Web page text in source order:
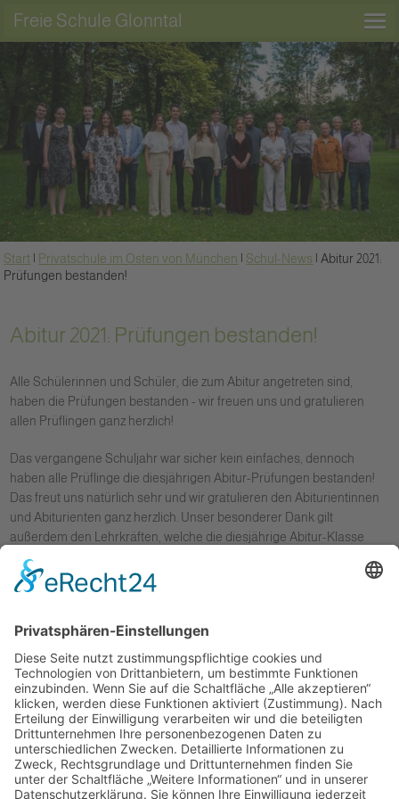
Freie Schule Glonntal
Start Privatschule im Osten von München Schul-News
Abitur 2021:
Prüfungen bestanden!
Abitur 2021: Prüfungen bestanden!
Alle Schülerinnen und Schüler, die zum Abitur angetreten sind,
haben die Prüfungen bestanden - wir freuen uns und gratulieren
allen Prüflingen ganz herzlich!
Das vergangene Schuljahr war sicher kein einfaches, dennoch
haben alle Prüflinge die diesjährigen Abitur-Prüfungen bestanden!
Das freut uns natürlich sehr und wir gratulieren den Abiturientinnen
und Abiturienten ganz herzlich. Unser besonderer Dank gilt
außerdem den Lehrkräften, welche die diesjährige Abitur-Klasse
betreut und trotz Wechselunterricht, Online-Unterricht und anderen
Wirrungen optimal auf die Prüfungen vorbereitet haben.
Schüler, welche die Prüfungen absolviert hatten, bestanden. Mehr
dazu können Sie in unserer News vom letzten Jahr lesen:
>>> Abitur 2020